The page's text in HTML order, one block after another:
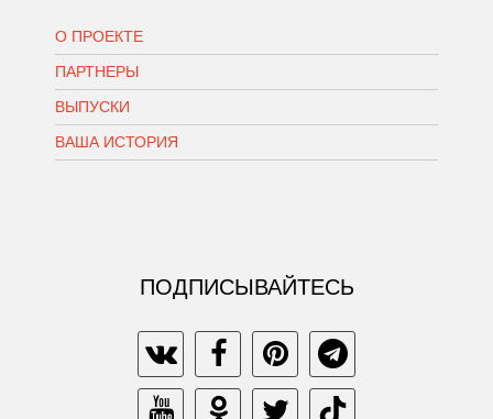
О ПРОЕКТЕ
ПАРТНЕРЫ
ВЫПУСКИ
ВАША ИСТОРИЯ
ПОДПИСЫВАЙТЕСЬ